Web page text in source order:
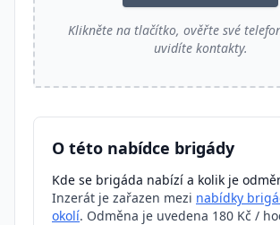
Klikněte na tlačítko, ověřte své
uvidíte kontakty.
O této nabídce brigády
Kde se brigáda nabízí a kolik je
Inzerát je zařazen mezi nabídky
okolí. Odměna je uvedena 180 Kč /